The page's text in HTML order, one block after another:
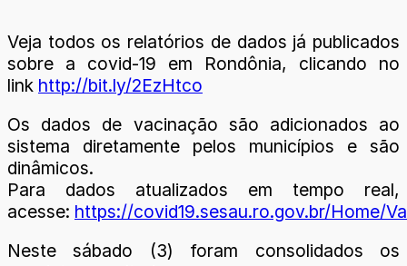
Veja todos os relatórios de dados já publicados
sobre a covid-19 em Rondônia, clicando no
link http://bit.ly/2EzHtco
Os dados de vacinação são adicionados ao
sistema diretamente pelos municípios e são
dinâmicos.
Para dados atualizados em tempo real,
acesse: https://covid19.sesau.ro.gov.br/Home/
Neste sábado (3) foram consolidados os